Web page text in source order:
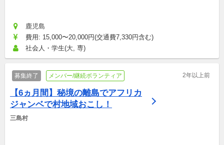
鹿児島
費用: 15,000〜20,000円(交通費7,330円含む)
社会人・学生(大, 専)
募集終了 メンバー/継続ボランティア 2年以上前
【6ヵ月間】秘境の離島でアフリカ
ジャンベで村地域おこし！
三島村